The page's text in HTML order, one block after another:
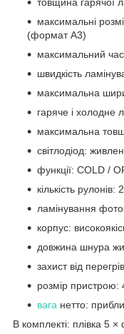
товщина гарячої
максимальні
(формат A3)
максимальний час
швидкість
максимальна
гаряче і холодне
максимальна
світлодіод:
функції: COLD /
кількість рулонів: 2
ламінування
корпус:
довжина шнура
захист від
розмір
вага нетто:
В комплекті: плівка 5